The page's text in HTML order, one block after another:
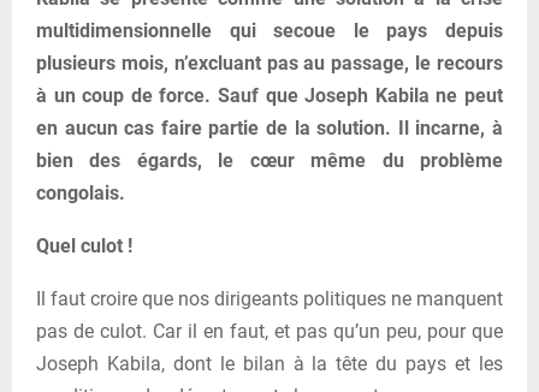
multidimensionnelle qui secoue le pays depuis
plusieurs mois, n’excluant pas au passage, le recours
à un coup de force. Sauf que Joseph Kabila ne peut
en aucun cas faire partie de la solution. Il incarne, à
bien des égards, le cœur même du problème
congolais.
Quel culot !
Il faut croire que nos dirigeants politiques ne manquent
pas de culot. Car il en faut, et pas qu’un peu, pour que
Joseph Kabila, dont le bilan à la tête du pays et les